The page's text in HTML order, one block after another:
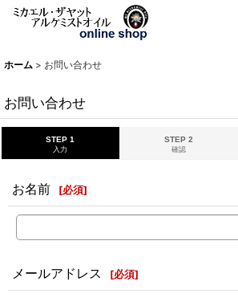
ホーム > お問い合わせ
お問い合わせ
STEP 1
入力
STEP 2
確認
お名前 [必須]
メールアドレス [必須]